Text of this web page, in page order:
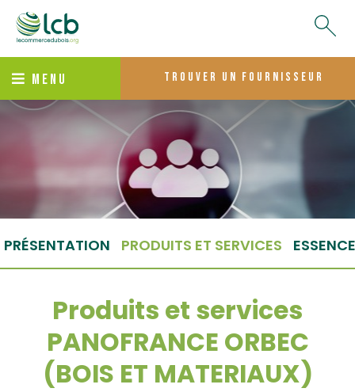
MENU trouver un fournisseur
PRÉSENTATION PRODUITS ET SERVICES
Produits et services
PANOFRANCE ORBEC
(BOIS ET MATERIAUX)